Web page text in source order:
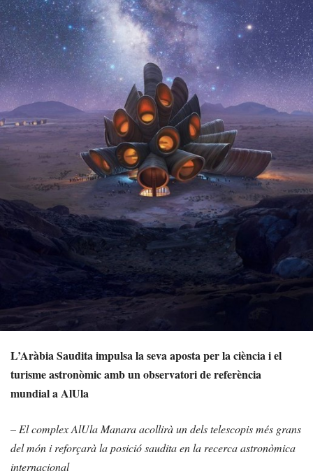
L’Aràbia Saudita impulsa la seva aposta per la ciència i el
turisme astronòmic amb un observatori de referència
mundial a AlUla
– El complex AlUla Manara acollirà un dels telescopis més grans
del món i reforçarà la posició saudita en la recerca astronòmica
internacional